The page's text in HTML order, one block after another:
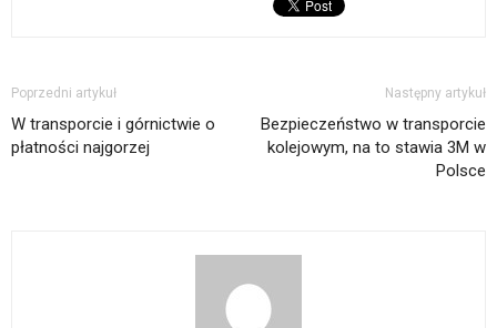
Poprzedni artykuł
W transporcie i górnictwie o
płatności najgorzej
Następny artykuł
Bezpieczeństwo w transporcie
kolejowym, na to stawia 3M w
Polsce